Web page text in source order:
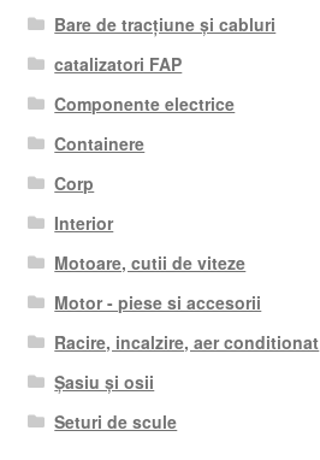
Bare de tracțiune și cabluri
catalizatori FAP
Componente electrice
Containere
Corp
Interior
Motoare, cutii de viteze
Motor - piese si accesorii
Racire, incalzire, aer conditionat
Șasiu și osii
Seturi de scule